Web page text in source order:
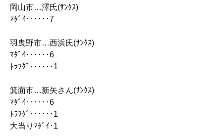
岡山市…澤氏(ｻﾝｸｽ)
ﾏﾀﾞｲ‥‥‥7
羽曳野市…西浜氏(ｻﾝｸｽ)
ﾏﾀﾞｲ‥‥‥6
ﾄﾗﾌｸﾞ‥‥‥1
箕面市…新矢さん(ｻﾝｸｽ)
ﾏﾀﾞｲ‥‥‥6
ﾄﾗﾌｸﾞ‥‥‥1
大当りﾏﾀﾞｲ･1